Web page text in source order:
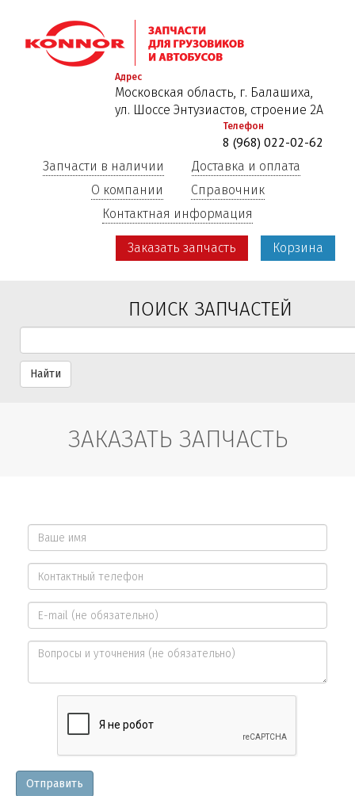
к
основному
Адрес
Московская область, г. Балашиха,
ул. Шоссе Энтузиастов, строение 2А
Телефон
8 (968) 022-02-62
Запчасти в наличии
Доставка и оплата
О компании
Справочник
Контактная информация
Заказать запчасть Корзина
ПОИСК ЗАПЧАСТЕЙ
Найти
ЗАКАЗАТЬ ЗАПЧАСТЬ
Ваше
имя
*
Контактный
телефон
*
E-
mail
Вопросы
уточнения
Отправить